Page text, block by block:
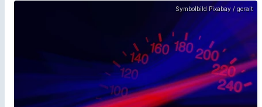
Symbolbild Pixabay / geralt